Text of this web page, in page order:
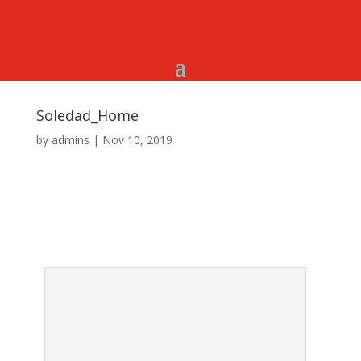
Soledad_Home
by admins | Nov 10, 2019